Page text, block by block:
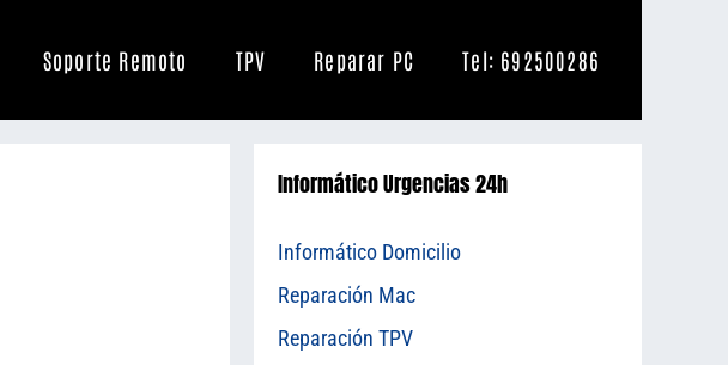
Soporte Remoto TPV Reparar PC Tel: 692500286
Informático Urgencias 24h
Informático Domicilio
Reparación Mac
Reparación TPV